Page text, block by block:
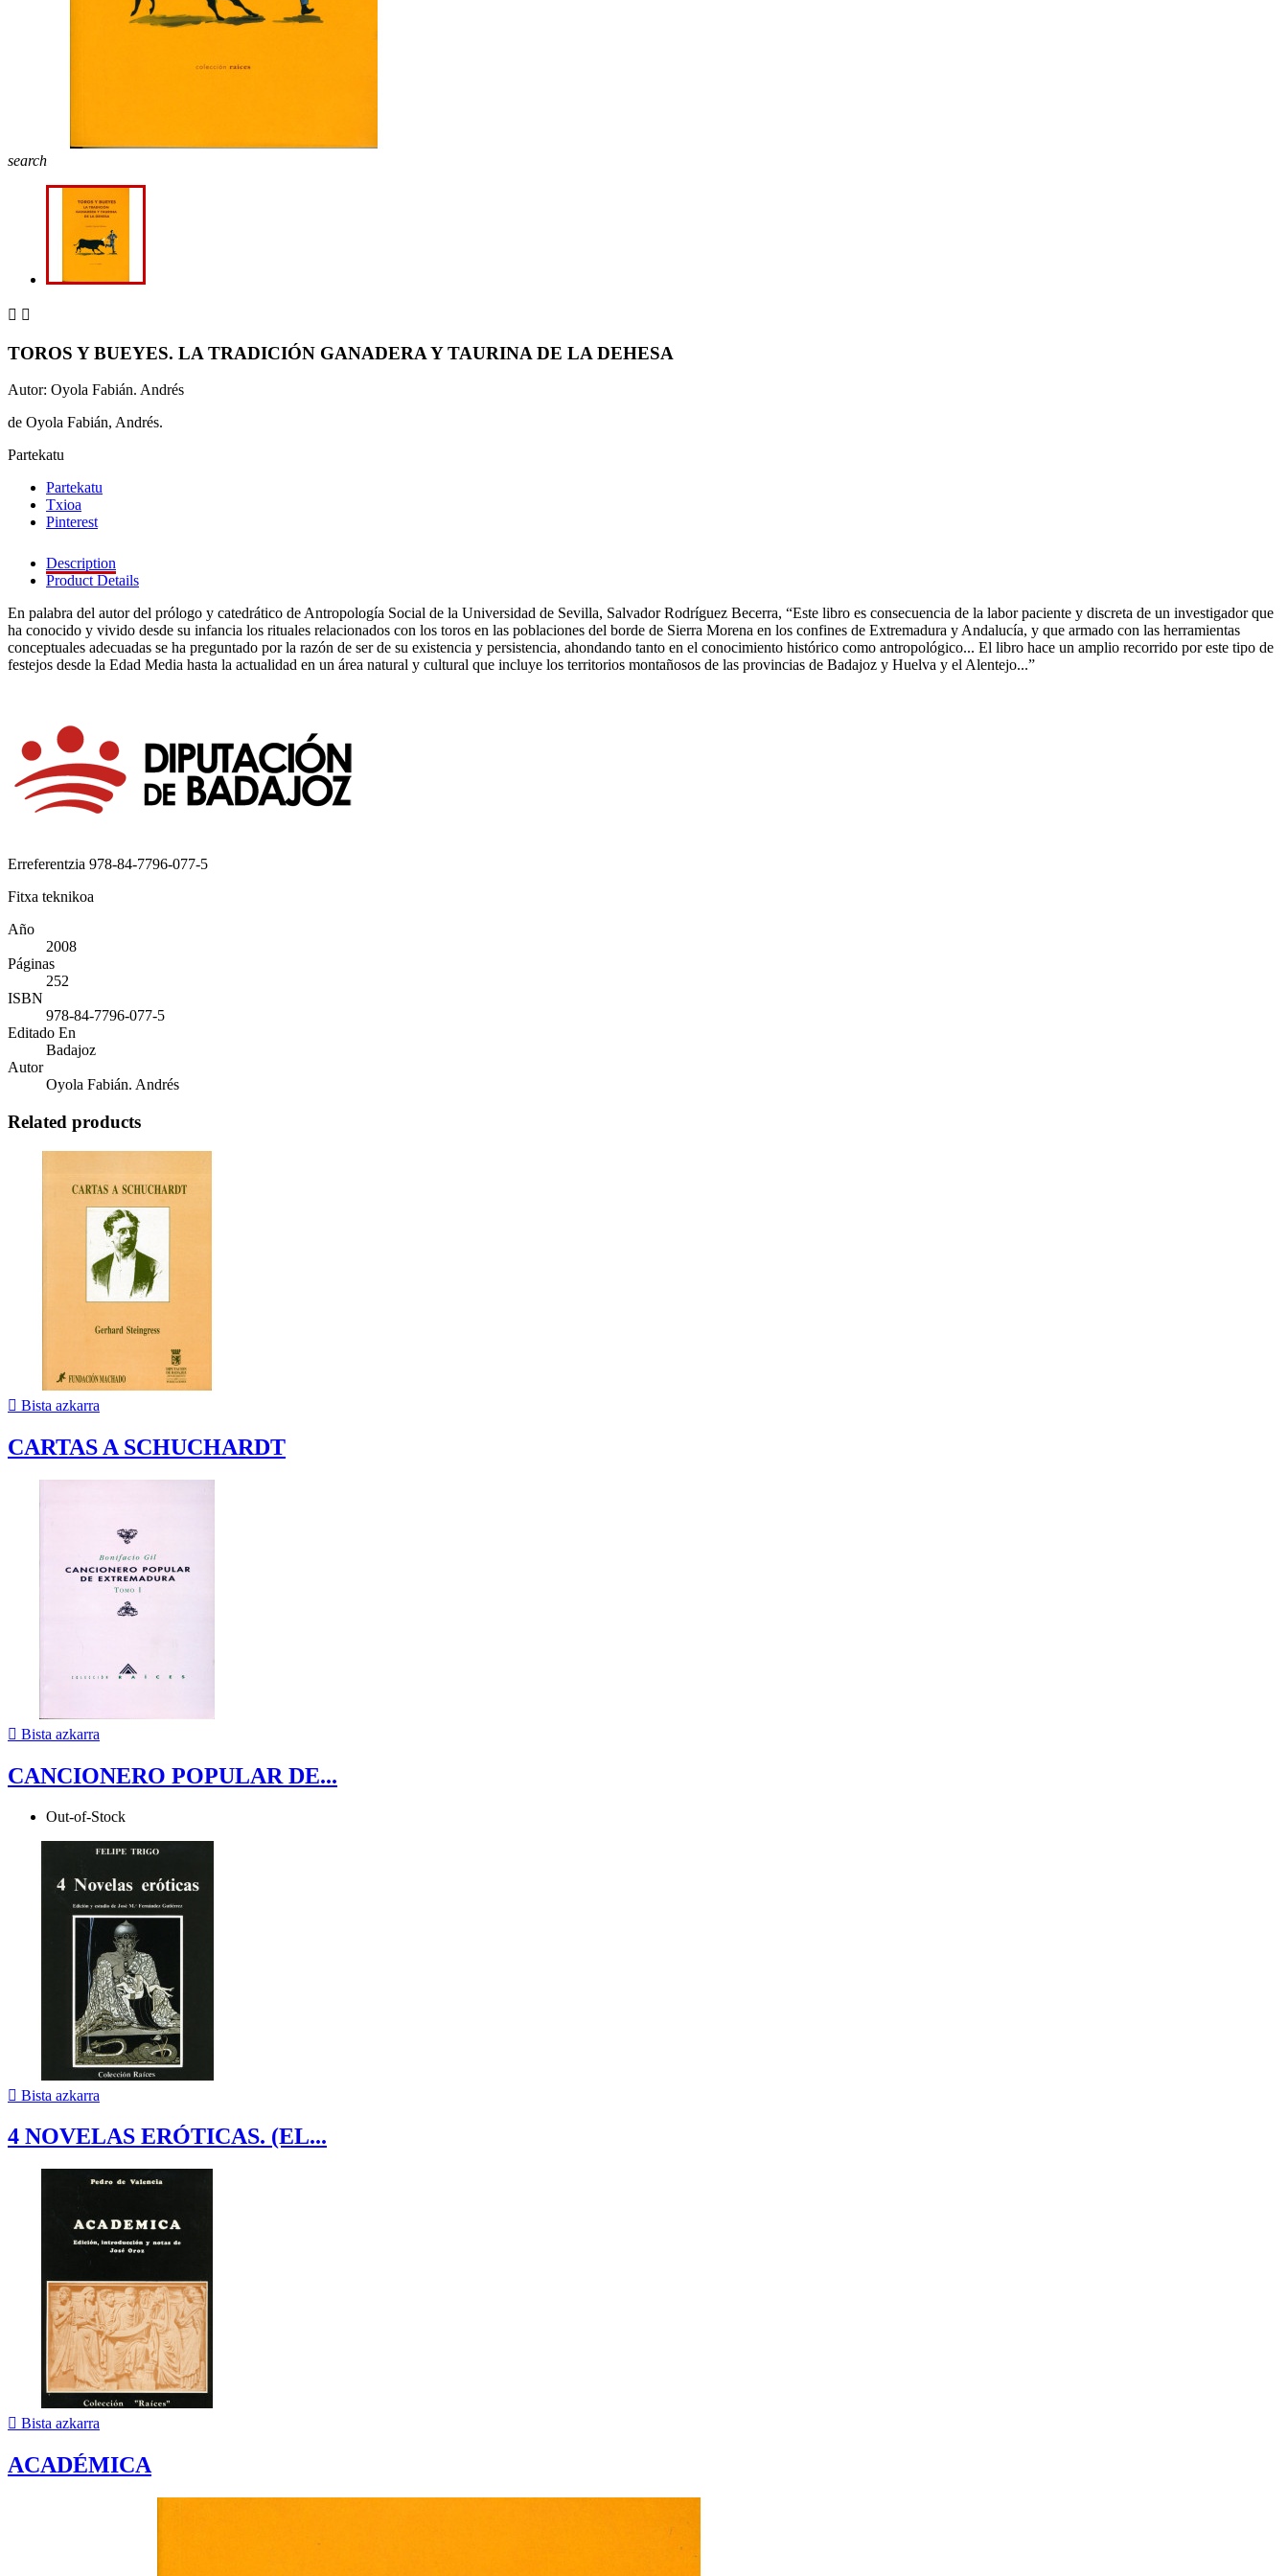
search
 
TOROS Y BUEYES. LA TRADICIÓN GANADERA Y TAURINA DE LA DEHESA
Autor: Oyola Fabián. Andrés
de Oyola Fabián, Andrés.
Partekatu
Partekatu
Txioa
Pinterest
Description
Product Details
En palabra del autor del prólogo y catedrático de Antropología Social de la Universidad de Sevilla, Salvador Rodríguez Becerra, “Este libro es consecuencia de la labor paciente y discreta de un investigador que
ha conocido y vivido desde su infancia los rituales relacionados con los toros en las poblaciones del borde de Sierra Morena en los confines de Extremadura y Andalucía, y que armado con las herramientas
conceptuales adecuadas se ha preguntado por la razón de ser de su existencia y persistencia, ahondando tanto en el conocimiento histórico como antropológico... El libro hace un amplio recorrido por este tipo de
festejos desde la Edad Media hasta la actualidad en un área natural y cultural que incluye los territorios montañosos de las provincias de Badajoz y Huelva y el Alentejo...”
Erreferentzia 978-84-7796-077-5
Fitxa teknikoa
Año
2008
Páginas
252
ISBN
978-84-7796-077-5
Editado En
Badajoz
Autor
Oyola Fabián. Andrés
Related products
 Bista azkarra
CARTAS A SCHUCHARDT
 Bista azkarra
CANCIONERO POPULAR DE...
Out-of-Stock
 Bista azkarra
4 NOVELAS ERÓTICAS. (EL...
 Bista azkarra
ACADÉMICA